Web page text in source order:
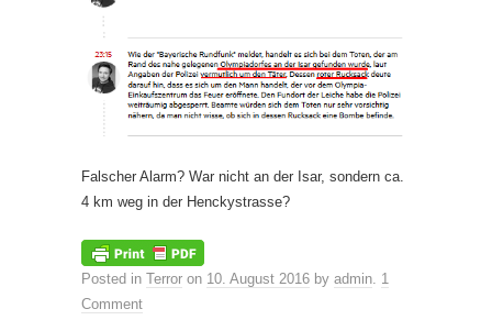
Falscher Alarm? War nicht an der Isar, sondern ca.
4 km weg in der Henckystrasse?
Posted in Terror on 10. August 2016 by admin. 1
Comment